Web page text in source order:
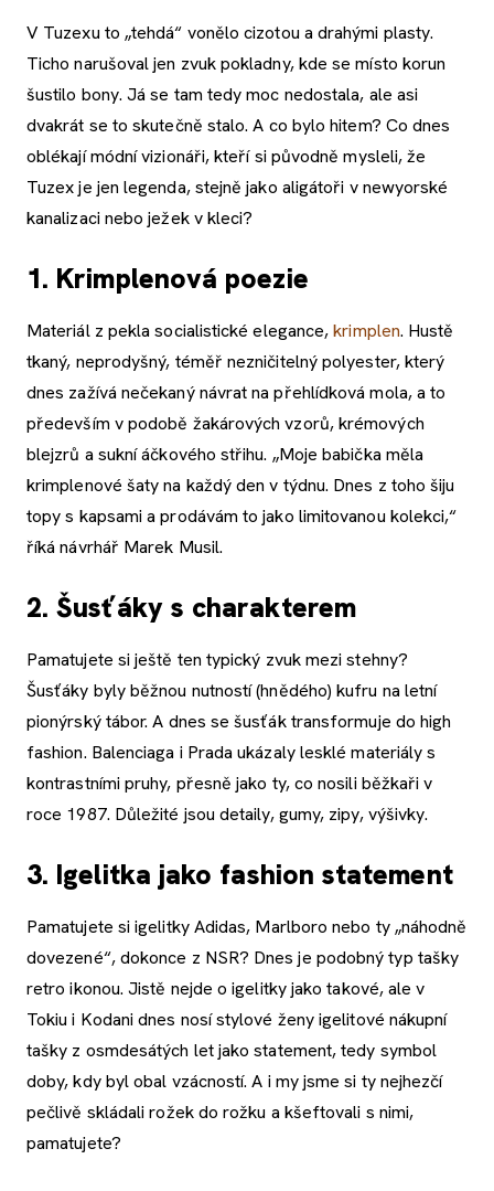
V Tuzexu to „tehdá“ vonělo cizotou a drahými plasty.
Ticho narušoval jen zvuk pokladny, kde se místo korun
šustilo bony. Já se tam tedy moc nedostala, ale asi
dvakrát se to skutečně stalo. A co bylo hitem? Co dnes
oblékají módní vizionáři, kteří si původně mysleli, že
Tuzex je jen legenda, stejně jako aligátoři v newyorské
kanalizaci nebo ježek v kleci?
1. Krimplenová poezie
Materiál z pekla socialistické elegance,krimplen. Hustě
tkaný, neprodyšný, téměř nezničitelný polyester, který
dnes zažívá nečekaný návrat na přehlídková mola, a to
především v podobě žakárových vzorů, krémových
blejzrů a sukní áčkového střihu. „Moje babička měla
krimplenové šaty na každý den v týdnu. Dnes z toho šiju
topy s kapsami a prodávám to jako limitovanou kolekci,“
říká návrhář Marek Musil.
2. Šusťáky s charakterem
Pamatujete si ještě ten typický zvuk mezi stehny?
Šusťáky byly běžnou nutností (hnědého) kufru na letní
pionýrský tábor. A dnes se šusťák transformuje do high
fashion. Balenciaga i Prada ukázaly lesklé materiály s
kontrastními pruhy, přesně jako ty, co nosili běžkaři v
roce 1987. Důležité jsou detaily, gumy, zipy, výšivky.
3. Igelitka jako fashion statement
Pamatujete si igelitky Adidas, Marlboro nebo ty „náhodně
dovezené“, dokonce z NSR? Dnes je podobný typ tašky
retro ikonou. Jistě nejde o igelitky jako takové, ale v
Tokiu i Kodani dnes nosí stylové ženy igelitové nákupní
tašky z osmdesátých let jako statement, tedy symbol
doby, kdy byl obal vzácností. A i my jsme si ty nejhezčí
pečlivě skládali rožek do rožku a kšeftovali s nimi,
pamatujete?